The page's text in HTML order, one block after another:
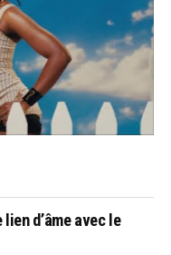
d’âme avec le